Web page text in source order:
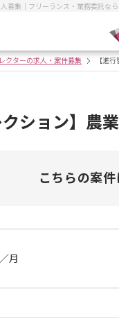
募集｜フリーランス・業務委託な
クターの求人・案件募集 【進
クション】農
こちらの案
月